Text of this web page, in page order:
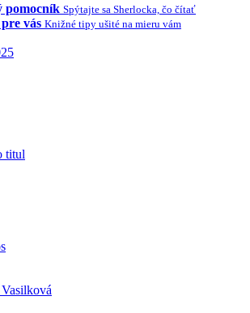
pomocník Spýtajte sa Sherlocka, čo čítať
vás Knižné tipy ušité na mieru vám
titul